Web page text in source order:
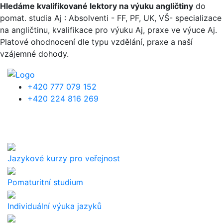
Přejít k hlavnímu obsahu
Hledáme kvalifikované lektory na výuku angličtiny do
pomat. studia Aj : Absolventi - FF, PF, UK, VŠ- specializace
na angličtinu, kvalifikace pro výuku Aj, praxe ve výuce Aj.
Platové ohodnocení dle typu vzdělání, praxe a naší
vzájemné dohody.
+420 777 079 152
+420 224 816 269
Jazykové kurzy pro veřejnost
Pomaturitní studium
Individuální výuka jazyků